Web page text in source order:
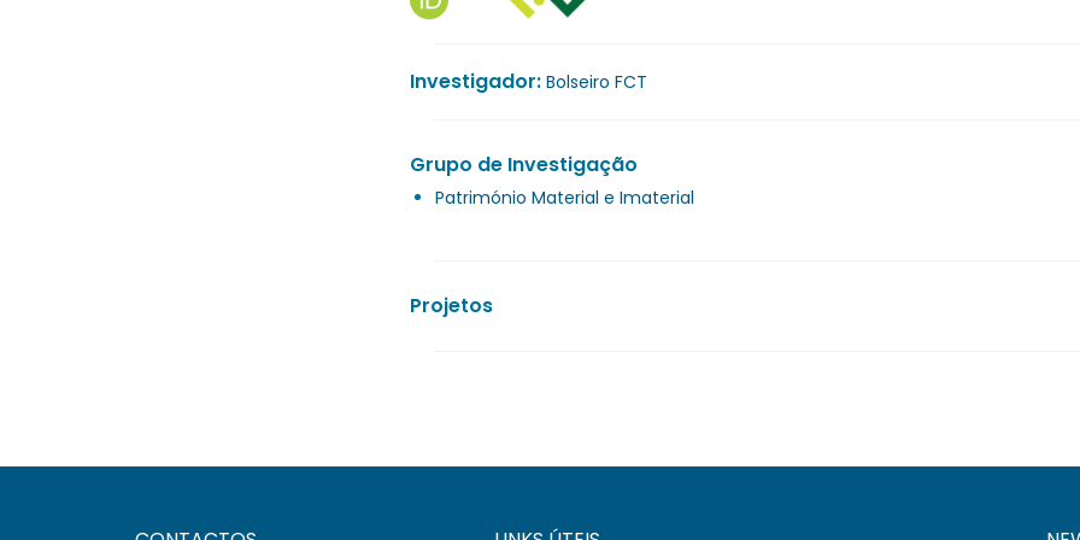
Investigador: Bolseiro FCT
Grupo de Investigação
Património Material e Imaterial
Projetos